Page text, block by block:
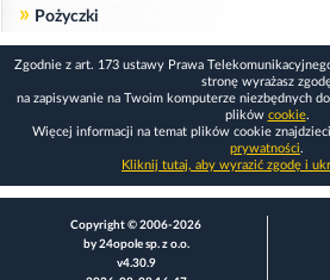
» Pożyczki
Zgodnie z art. 173 ustawy Prawa
stronę wyrażasz
na zapisywanie na Twoim komputerze niezbędnych
plików cookie.
Więcej informacji na temat plików cookie
prywatności.
Kliknij tutaj, aby wyrazić zgodę i
Copyright © 2006-2026
by 24opole sp. z o.o.
v4.30.9